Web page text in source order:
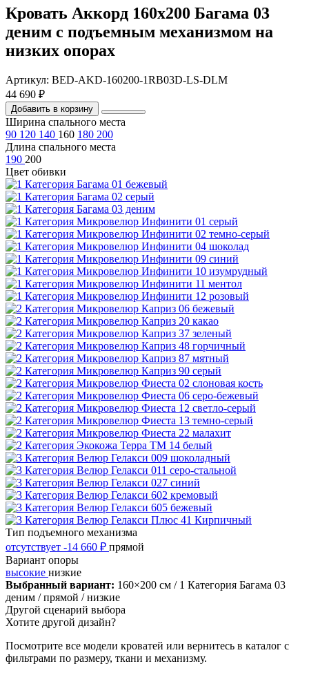
Кровать Аккорд 160х200 Багама 03
деним с подъемным механизмом на
низких опорах
Артикул: BED-AKD-160200-1RB03D-LS-DLM
44 690 ₽
Добавить в корзину
Ширина спального места
90 120 140 160 180 200
Длина спального места
190 200
Цвет обивки
Тип подъемного механизма
отсутствует -14 660 ₽ прямой
Вариант опоры
высокие низкие
Выбранный вариант: 160×200 см / 1 Категория Багама 03
деним / прямой / низкие
Другой сценарий выбора
Хотите другой дизайн?
Посмотрите все модели кроватей или вернитесь в каталог с
фильтрами по размеру, ткани и механизму.